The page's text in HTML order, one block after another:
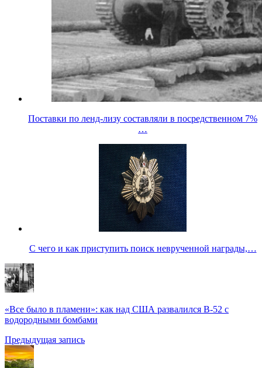
Поставки по ленд-лизу составляли в посредственном 7%
…
С чего и как приступить поиск неврученной награды,…
«Все было в пламени»: как над США развалился В-52 с
водородными бомбами
Предыдущая запись